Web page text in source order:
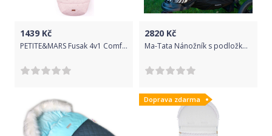
1439 Kč
PETITE&MARS Fusak 4v1 Comfy Glossy Princess
2820 Kč
Ma-Tata Nánožník s podložkou Varianta: celoroční - včetně vyjímatelné vložky, Příplatek: oboustr. podložka se zipy + náhr. víko bavlna jaro/léto
Doprava zdarma